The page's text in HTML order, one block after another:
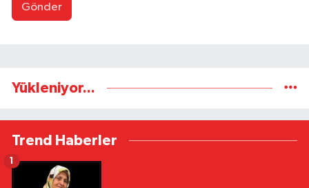
Gönder
Yükleniyor...
Trend Haberler
1